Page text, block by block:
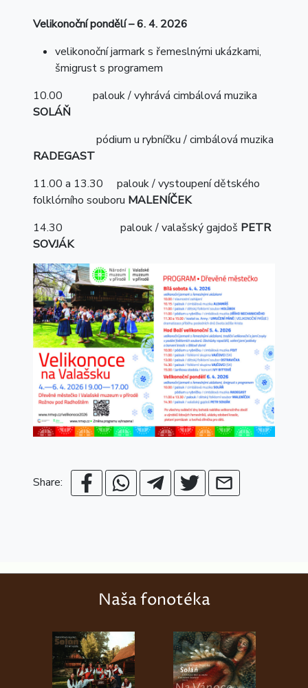
Velikonoční pondělí – 6. 4. 2026
velikonoční jarmark s řemeslnými ukázkami,
šmigrust s programem
10.00 palouk / vyhrává cimbálová muzika
SOLÁŇ
pódium u rybníčku / cimbálová muzika
RADEGAST
11.00 a 13.30 palouk / vystoupení dětského
folklórního souboru MALENÍČEK
14.30 palouk / valašský gajdoš PETR
SOVJÁK
Share:
Naša fonotéka